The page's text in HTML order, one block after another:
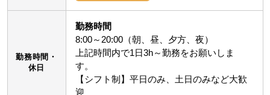
勤務時間・
休日
勤務時間
8:00～20:00（朝、昼、夕方、夜）
上記時間内で1日3h～勤務をお願いしま
す。
【シフト制】平日のみ、土日のみなど大歓
迎